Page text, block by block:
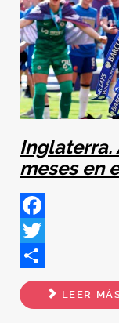
Inglaterra.
meses en
Facebook
Twitter
Share
LEER